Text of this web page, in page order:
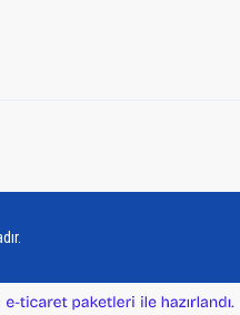
ideasoft e-